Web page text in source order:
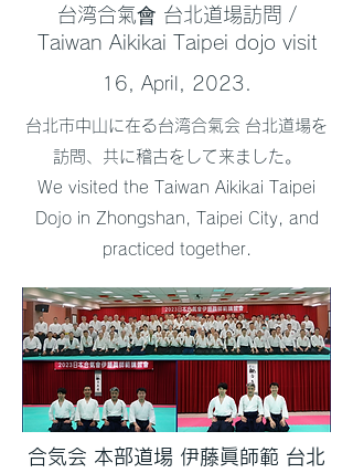
台湾合氣會 台北道場訪問 /
Taiwan Aikikai Taipei dojo visit
16, April, 2023.
台北市中山に在る台湾合氣会 台北道場を
訪問、共に稽古をして来ました。
We visited the Taiwan Aikikai Taipei
Dojo in Zhongshan, Taipei City, and
practiced together.
合気会 本部道場 伊藤眞師範 台北